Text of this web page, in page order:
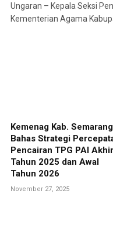
Ungaran – Kepala Seksi
Kementerian Agama
Kemenag Kab. Semarang
Bahas Strategi
Pencairan TPG PAI Akhir
Tahun 2025 dan Awal
Tahun 2026
November 27, 2025